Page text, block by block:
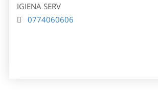
IGIENA SERV
0774060606